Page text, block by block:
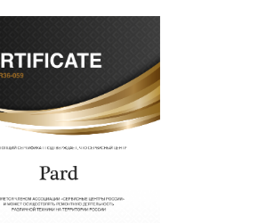
и
ПО в ремонтно-
мастерских;
склад комплектующих, что
сроки
работ;
для владельцев
техники, которые
устройств в сервис в
и бесплатно.